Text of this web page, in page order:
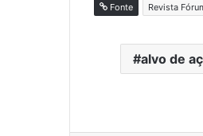
Fonte Revista
alvo de